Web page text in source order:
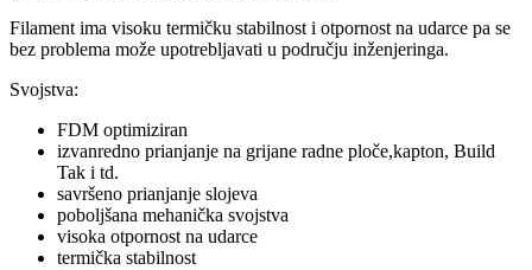
Filament ima visoku termičku stabilnost i otpornost na udarce pa se
bez problema može upotrebljavati u području inženjeringa.
Svojstva:
FDM optimiziran
izvanredno prianjanje na grijane radne ploče,kapton, Build
Tak i td.
savršeno prianjanje slojeva
poboljšana mehanička svojstva
visoka otpornost na udarce
termička stabilnost